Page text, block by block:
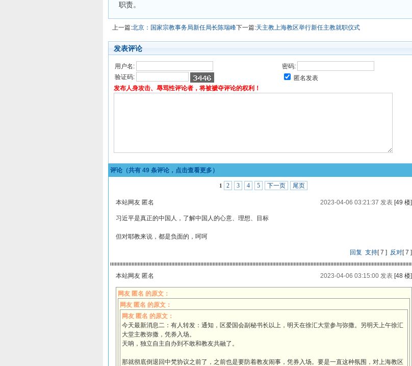
职责。
上一篇:北京：国家宗教事务局新任局长陈瑞峰下一篇:天主教上海教区举行新任主教就职仪式
发表评论
用户名:
密码:
验证码:
匿名发表
发布人身攻击、辱骂性评论者，将被褫夺评论的权利！
评论（共有 49 条评论，点击查看更多）
1 2 3 4 5 下一页 尾页
本站网友 匿名 2023-04-06 03:21:37 发表[49 楼]
习近平是真正的中国人，了解中国人的心意、理想、目标
但对耶教来说，都是负面的，呵呵
回复 支持[7 ] 反对[7 ]
本站网友 匿名 2023-04-06 03:15:00 发表[48 楼]
网友 匿名 的原文：
网友 匿名 的原文：
网友 匿名 的原文：
今天最新消息二：有人转发：通知，区爱国会副秘书长以上，明天在徐汇大堂参与弥撒。另明天上午徐汇
大堂主教弥撒，凭券入场。
天呐，独立自主自办到不敢和教友共融了。
那就彻底倒退回中梵协议之前了，之前也是要防着教友闹事，凭券入场。要是一直这种氛围，对上海教区